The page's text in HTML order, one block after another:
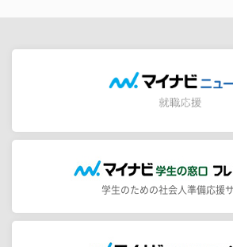
学生のための社会人準備応援